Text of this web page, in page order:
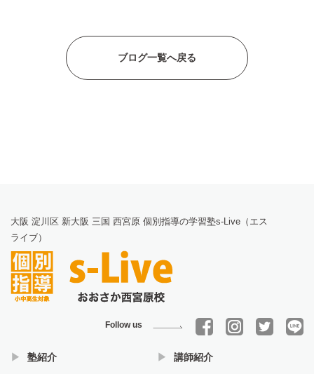
ブログ一覧へ戻る
大阪 淀川区 新大阪 三国 西宮原 個別指導の学習塾s-Live（エス
ライブ）
Follow us
塾紹介 講師紹介